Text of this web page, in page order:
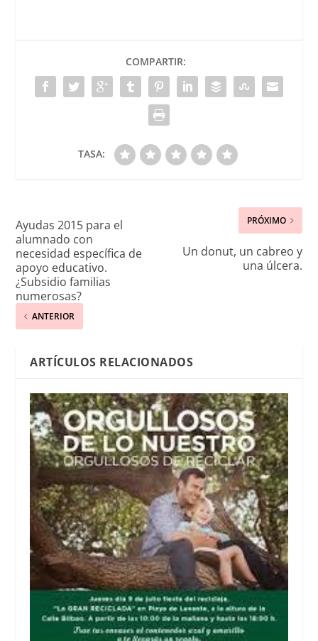
COMPARTIR:
TASA:
Ayudas 2015 para el
alumnado con
necesidad específica de
apoyo educativo.
¿Subsidio familias
numerosas?
ANTERIOR
PRÓXIMO
Un donut, un cabreo y
una úlcera.
ARTÍCULOS RELACIONADOS